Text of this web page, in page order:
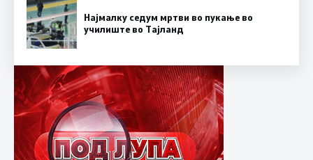
Најмалку седум мртви во пукање во
училиште во Тајланд